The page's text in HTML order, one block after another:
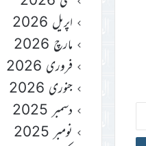
اپریل 2026
مارچ 2026
فروری 2026
جنوری 2026
دسمبر 2025
نومبر 2025